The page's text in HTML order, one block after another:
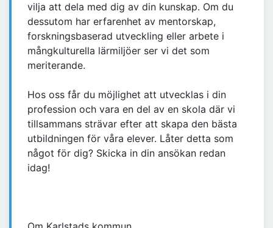
vilja att dela med dig av din kunskap. Om du
dessutom har erfarenhet av mentorskap,
forskningsbaserad utveckling eller arbete i
mångkulturella lärmiljöer ser vi det som
meriterande.
Hos oss får du möjlighet att utvecklas i din
profession och vara en del av en skola där vi
tillsammans strävar efter att skapa den bästa
utbildningen för våra elever. Låter detta som
något för dig? Skicka in din ansökan redan
idag!